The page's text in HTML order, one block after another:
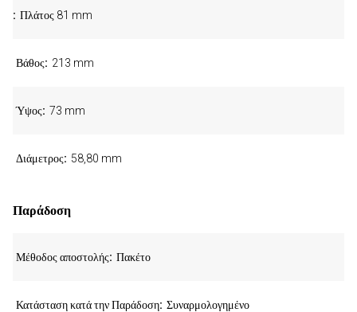
Πλάτος 81 mm
Βάθος 213 mm
Ύψος 73 mm
Διάμετρος 58,80 mm
Παράδοση
Μέθοδος αποστολής Πακέτο
Κατάσταση κατά την Παράδοση Συναρμολογημένο